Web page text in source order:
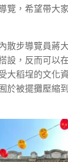
覽，希望帶大
散步導覽員蔣
設，反而可以
大稻埕的文化
於被擺攤壓縮